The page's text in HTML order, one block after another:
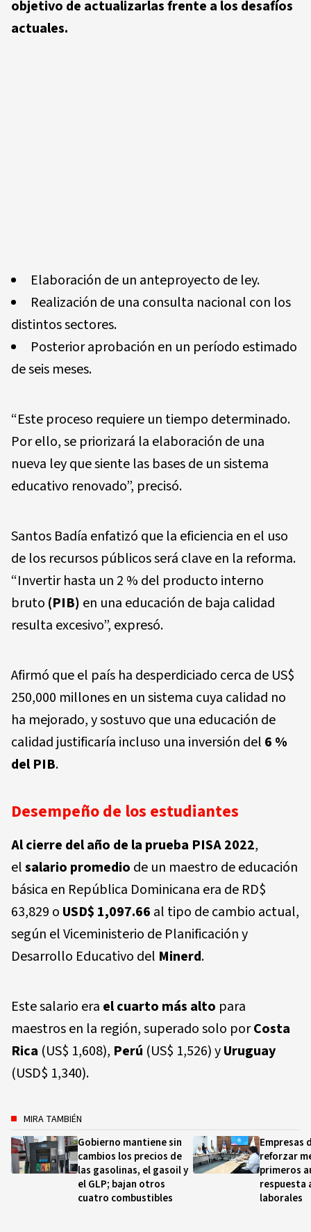
objetivo de actualizarlas frente a los desafíos
actuales.
Elaboración de un anteproyecto de ley.
Realización de una consulta nacional con los
distintos sectores.
Posterior aprobación en un período estimado
de seis meses.
“Este proceso requiere un tiempo determinado.
Por ello, se priorizará la elaboración de una
nueva ley que siente las bases de un sistema
educativo renovado”, precisó.
Santos Badía enfatizó que la eficiencia en el uso
de los recursos públicos será clave en la reforma.
“Invertir hasta un 2 % del producto interno
bruto (PIB) en una educación de baja calidad
resulta excesivo”, expresó.
Afirmó que el país ha desperdiciado cerca de US$
250,000 millones en un sistema cuya calidad no
ha mejorado, y sostuvo que una educación de
calidad justificaría incluso una inversión del 6 %
del PIB.
Desempeño de los estudiantes
Al cierre del año de la prueba PISA 2022,
elsalario promedio de un maestro de educación
básica en República Dominicana era de RD$
63,829 o USD$ 1,097.66 al tipo de cambio actual,
según el Viceministerio de Planificación y
Desarrollo Educativo del Minerd.
Este salario era el cuarto más alto para
maestros en la región, superado solo porCosta
Rica (US$ 1,608), Perú (US$ 1,526) yUruguay
(USD$ 1,340).
MIRA TAMBIÉN
Gobierno mantiene sin
cambios los precios de
las gasolinas, el gasoil y
el GLP; bajan otros
cuatro combustibles
Empresas
reforzar
primeros
respuesta
laborales